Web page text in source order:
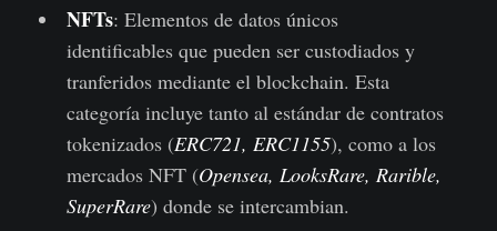
NFTs: Elementos de datos únicos
identificables que pueden ser custodiados y
tranferidos mediante el blockchain. Esta
categoría incluye tanto al estándar de contratos
tokenizados (ERC721, ERC1155), como a los
mercados NFT (Opensea, LooksRare, Rarible,
SuperRare) donde se intercambian.